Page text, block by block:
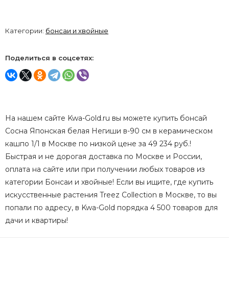
Категории: бонсаи и хвойные
Поделиться в соцсетях:
На нашем сайте Kwa-Gold.ru вы можете купить бонсай
Сосна Японская белая Негиши в-90 см в керамическом
кашпо 1/1 в Москве по низкой цене за 49 234 руб.!
Быстрая и не дорогая доставка по Москве и России,
оплата на сайте или при получении любых товаров из
категории Бонсаи и хвойные! Если вы ищите, где купить
искусственные растения Treez Collection в Москве, то вы
попали по адресу, в Kwa-Gold порядка 4 500 товаров для
дачи и квартиры!